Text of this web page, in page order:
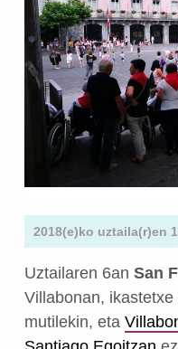
2018(e)ko uztaila(r)en
Uztailaren 6an San
Villabonan,
mutilekin, eta